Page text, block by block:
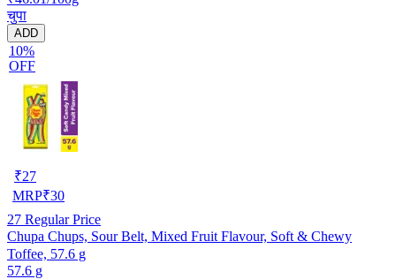
चुपा
ADD
10%
OFF
₹27
MRP₹30
27 Regular Price
Chupa Chups, Sour Belt, Mixed Fruit Flavour, Soft & Chewy
Toffee, 57.6 g
57.6 g